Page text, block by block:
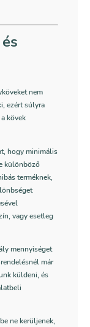
nem
ezért súlyra
kövek
hogy minimális
különböző
terméknek,
vagy esetleg
mennyiséget
már
küldeni, és
ne kerüljenek,